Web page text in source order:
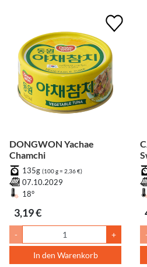
DONGWON Yachae
Chamchi
135g (100 g = 2,36 €)
07.10.2029
18°
3,19 €
- +
In den Warenkorb
-